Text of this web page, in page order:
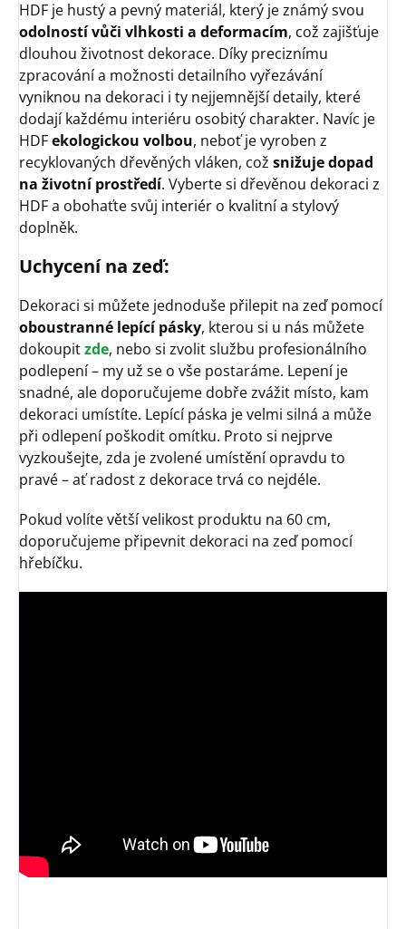
HDF je hustý a pevný materiál, který je známý svou
odolností vůči vlhkosti a deformacím, což zajišťuje
dlouhou životnost dekorace. Díky preciznímu
zpracování a možnosti detailního vyřezávání
vyniknou na dekoraci i ty nejjemnější detaily, které
dodají každému interiéru osobitý charakter. Navíc je
HDFekologickou volbou, neboť je vyroben z
recyklovaných dřevěných vláken, což snižuje dopad
na životní prostředí. Vyberte si dřevěnou dekoraci z
HDF a obohaťte svůj interiér o kvalitní a stylový
doplněk.
Uchycení na zeď:
Dekoraci si můžete jednoduše přilepit na zeď pomocí
oboustranné lepící pásky, kterou si u nás můžete
dokoupitzde, nebo si zvolit službu profesionálního
podlepení – my už se o vše postaráme. Lepení je
snadné, ale doporučujeme dobře zvážit místo, kam
dekoraci umístíte. Lepící páska je velmi silná a může
při odlepení poškodit omítku. Proto si nejprve
vyzkoušejte, zda je zvolené umístění opravdu to
pravé – ať radost z dekorace trvá co nejdéle.
Pokud volíte větší velikost produktu na 60 cm,
doporučujeme připevnit dekoraci na zeď pomocí
hřebíčku.